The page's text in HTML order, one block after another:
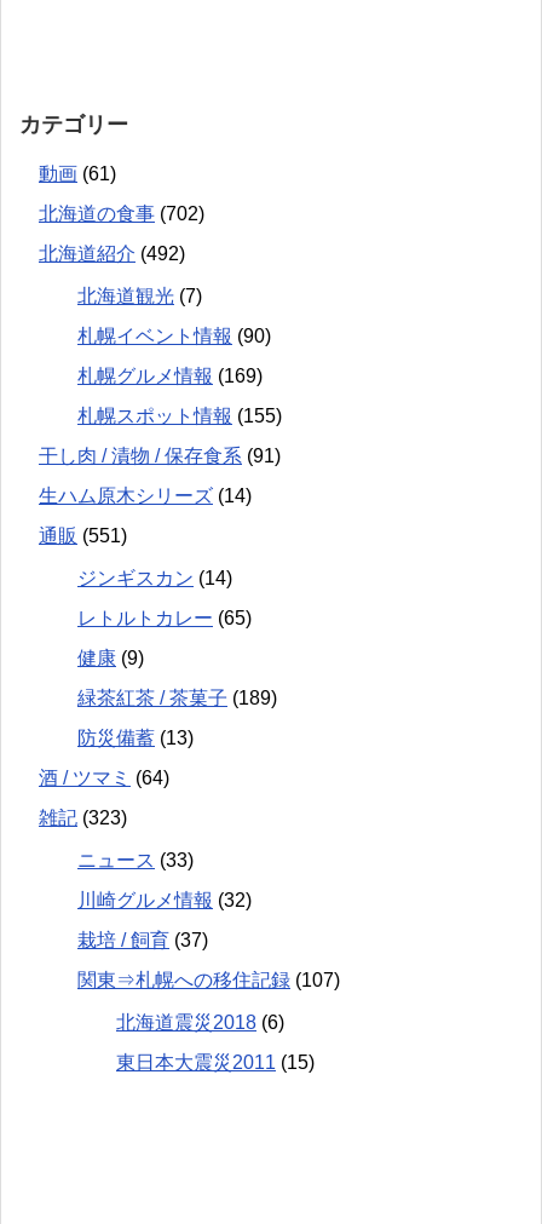
カテゴリー
動画 (61)
北海道の食事 (702)
北海道紹介 (492)
北海道観光 (7)
札幌イベント情報 (90)
札幌グルメ情報 (169)
札幌スポット情報 (155)
干し肉 / 漬物 / 保存食系 (91)
生ハム原木シリーズ (14)
通販 (551)
ジンギスカン (14)
レトルトカレー (65)
健康 (9)
緑茶紅茶 / 茶菓子 (189)
防災備蓄 (13)
酒 / ツマミ (64)
雑記 (323)
ニュース (33)
川崎グルメ情報 (32)
栽培 / 飼育 (37)
関東⇒札幌への移住記録 (107)
北海道震災2018 (6)
東日本大震災2011 (15)